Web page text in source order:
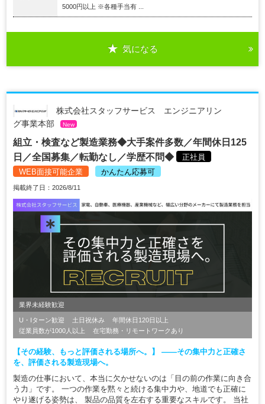
5000円以上 ※各種手当有 ...
気になる
株式会社スタッフサービス エンジニアリン
グ事業本部
New
組立・検査など製造業務◆大手案件多数／年間休日125
日／全国募集／転勤なし／学歴不問◆
正社員
WEB面接可能企業
かんたん応募可
掲載終了日：2026/8/11
業界未経験歓迎
U・Iターン歓迎 土日祝休み
年間休日120日以上
従業員数が1000人以上
在宅勤務・リモートワークあり
【その経験、もっと評価される場所へ。】 ――その集中力と正確さ
を、評価される製造現場へ。
製造の仕事において、本当に欠かせないのは「目の前の作業に向き合
う力」です。 一つの作業を黙々と続ける集中力や、地道でも正確に
やり遂げる姿勢は、 製品の品質を左右する重要なスキルです。 当社